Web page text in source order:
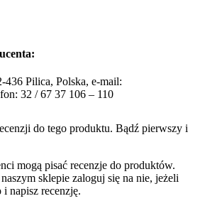
436 Pilica, Polska, e-mail:
32 / 67 37 106 – 110
do tego produktu. Bądź pierwszy i
mogą pisać recenzje do produktów.
sklepie zaloguj się na nie, jeżeli
i napisz recenzję.